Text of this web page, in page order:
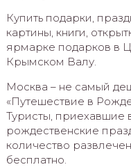
Купить подарки,
картины, книги,
ярмарке подарков в
Крымском Валу.
Москва – не самый
«Путешествие в
Туристы, приехавшие
рождественские
количество
бесплатно.